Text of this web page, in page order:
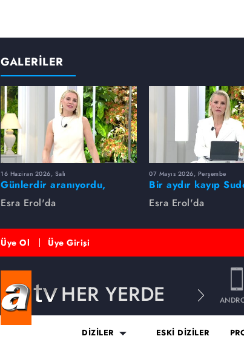
GALERİLER
16 Haziran 2026, Salı
Günlerdir aranıyordu,
dakikalar içinde bulundu!
Esra Erol'da
07 Mayıs 2026, Perşembe
Bir aydır kayıp
Esra Erol buldu
Esra Erol'da
Üye Ol Üye Girişi
HER YERDE
DİZİLER ESKİ DİZİLER